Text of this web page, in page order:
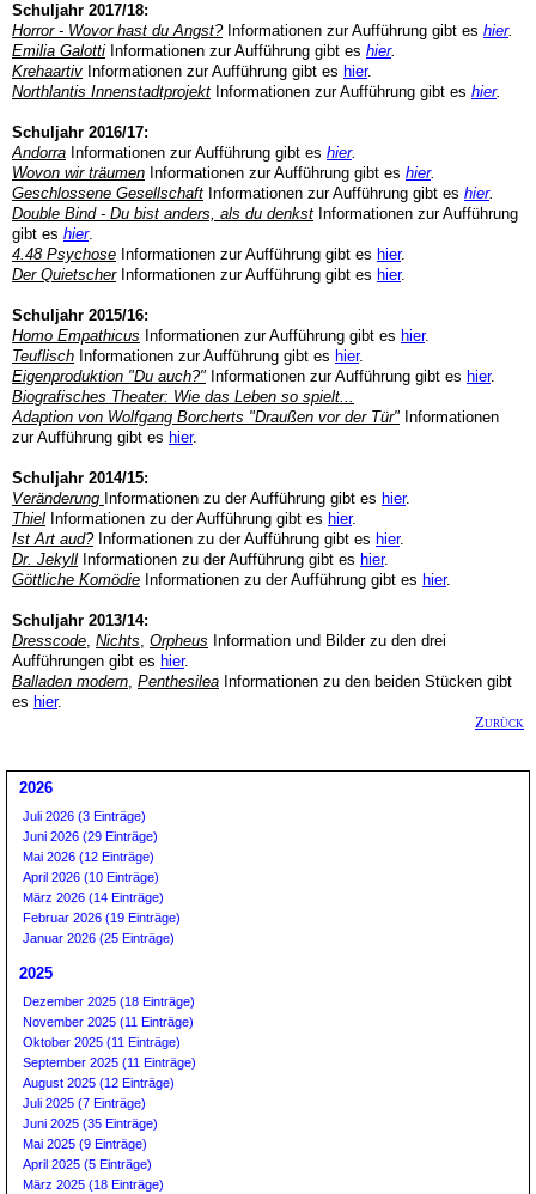
Schuljahr 2017/18:
Horror - Wovor hast du Angst?Informationen zur Aufführung gibt es hier.
Emilia Galotti Informationen zur Aufführung gibt es hier.
Krehaartiv Informationen zur Aufführung gibt es hier.
Northlantis Innenstadtprojekt Informationen zur Aufführung gibt es hier.
Schuljahr 2016/17:
Andorra Informationen zur Aufführung gibt es hier.
Wovon wir träumen Informationen zur Aufführung gibt es hier.
Geschlossene Gesellschaft Informationen zur Aufführung gibt es hier.
Double Bind - Du bist anders, als du denkst Informationen zur Aufführung
gibt es hier.
4.48 Psychose Informationen zur Aufführung gibt es hier.
Der QuietscherInformationen zur Aufführung gibt es hier.
Schuljahr 2015/16:
Homo Empathicus Informationen zur Aufführung gibt es hier.
Teuflisch Informationen zur Aufführung gibt es hier.
Eigenproduktion "Du auch?" Informationen zur Aufführung gibt es hier.
Biografisches Theater: Wie das Leben so spielt...
Adaption von Wolfgang Borcherts "Draußen vor der Tür" Informationen
zur Aufführung gibt es hier.
Schuljahr 2014/15:
Veränderung Informationen zu der Aufführung gibt es hier.
Thiel Informationen zu der Aufführung gibt es hier.
Ist Art aud?Informationen zu der Aufführung gibt es hier.
Dr. Jekyll Informationen zu der Aufführung gibt es hier.
Göttliche Komödie Informationen zu der Aufführung gibt es hier.
Schuljahr 2013/14:
Dresscode, Nichts, Orpheus Information und Bilder zu den drei
Aufführungen gibt es hier.
Balladen modern, Penthesilea Informationen zu den beiden Stücken gibt
es hier.
Zurück
2026
Juli 2026 (3 Einträge)
Juni 2026 (29 Einträge)
Mai 2026 (12 Einträge)
April 2026 (10 Einträge)
März 2026 (14 Einträge)
Februar 2026 (19 Einträge)
Januar 2026 (25 Einträge)
2025
Dezember 2025 (18 Einträge)
November 2025 (11 Einträge)
Oktober 2025 (11 Einträge)
September 2025 (11 Einträge)
August 2025 (12 Einträge)
Juli 2025 (7 Einträge)
Juni 2025 (35 Einträge)
Mai 2025 (9 Einträge)
April 2025 (5 Einträge)
März 2025 (18 Einträge)